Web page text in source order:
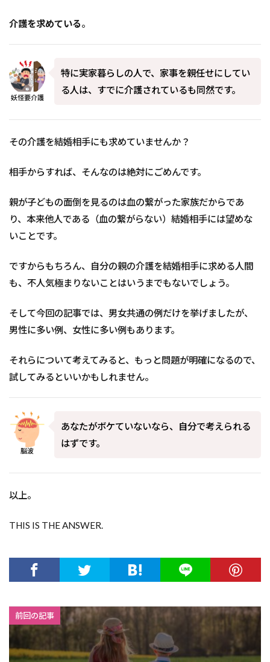
介護を求めている。
妖怪要介護
特に実家暮らしの人で、家事を親任せにしてい
る人は、すでに介護されているも同然です。
その介護を結婚相手にも求めていませんか？
相手からすれば、そんなのは絶対にごめんです。
親が子どもの面倒を見るのは血の繋がった家族だからであ
り、本来他人である（血の繋がらない）結婚相手には望めな
いことです。
ですからもちろん、自分の親の介護を結婚相手に求める人間
も、不人気極まりないことはいうまでもないでしょう。
そして今回の記事では、男女共通の例だけを挙げましたが、
男性に多い例、女性に多い例もあります。
それらについて考えてみると、もっと問題が明確になるので、
試してみるといいかもしれません。
脳波
あなたがボケていないなら、自分で考えられる
はずです。
以上。
THIS IS THE ANSWER.
前回の記事